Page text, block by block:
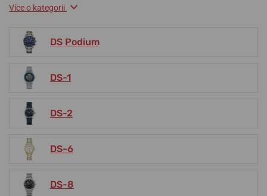
Více o kategorii
DS Podium
DS-1
DS-2
DS-6
DS-8